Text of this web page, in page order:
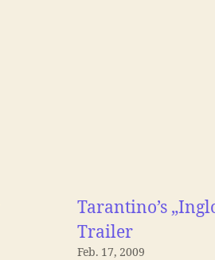
Tarantino’s
Trailer
Feb. 17, 2009